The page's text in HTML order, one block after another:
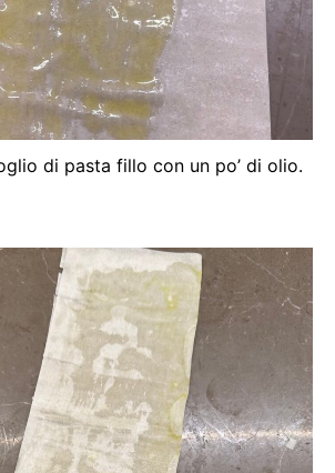
di pasta fillo con un po’ di olio.